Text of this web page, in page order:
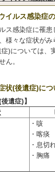
イルス感染症
ス感染症に罹患
様々な症状がみ
)については、
ん。
状(後遺症)につ
遺症)】
・咳
・喀痰
・息切
・胸痛